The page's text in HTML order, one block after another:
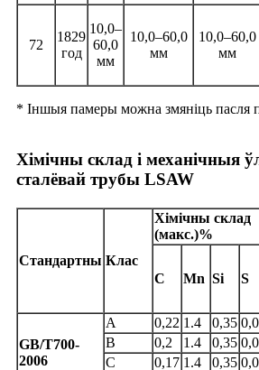
72
1829
год
10,0–
60,0
мм
10,0–60,0
мм
10,0–60,0
мм
* Іншыя памеры можна змяніць пасля
Хімічны склад і механічныя
сталёвай трубы LSAW
Стандартны Клас
Хімічны склад
(макс.)%
C Mn Si S
GB/T700-
2006
A 0,22 1.4 0,35
B
0,2 1.4 0,35
C
0,17 1.4 0,35